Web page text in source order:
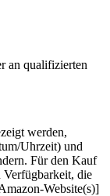
an qualifizierten
werden,
Uhrzeit) und
Für den Kauf
Verfügbarkeit, die
Website(s)]